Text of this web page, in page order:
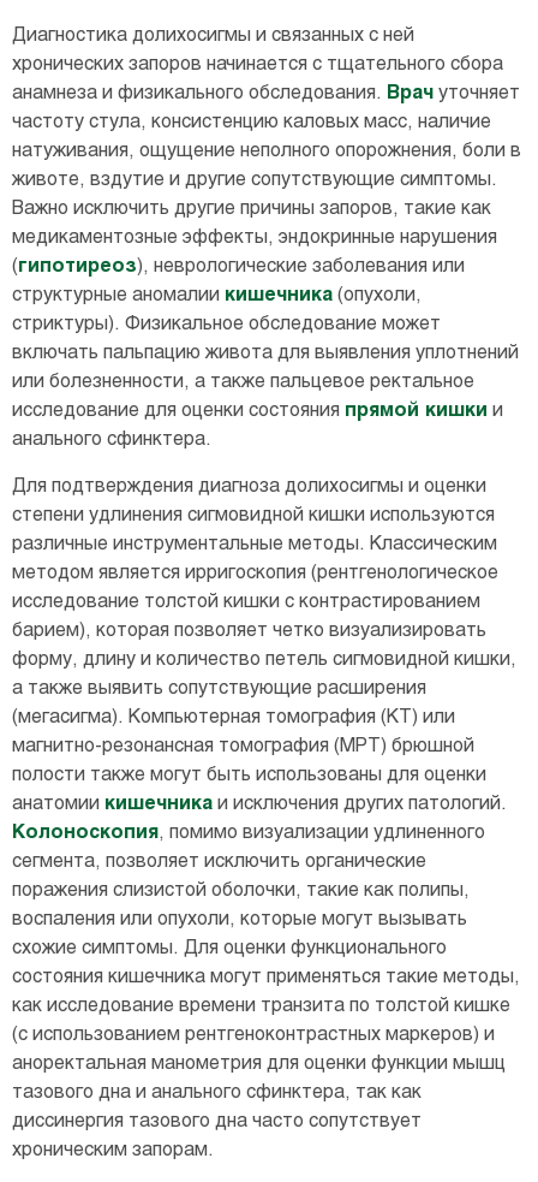
Диагностика долихосигмы и связанных с ней
хронических запоров начинается с тщательного сбора
анамнеза и физикального обследования. Врач уточняет
частоту стула, консистенцию каловых масс, наличие
натуживания, ощущение неполного опорожнения, боли в
животе, вздутие и другие сопутствующие симптомы.
Важно исключить другие причины запоров, такие как
медикаментозные эффекты, эндокринные нарушения
( гипотиреоз), неврологические заболевания или
структурные аномалии кишечника (опухоли,
стриктуры). Физикальное обследование может
включать пальпацию живота для выявления уплотнений
или болезненности, а также пальцевое ректальное
исследование для оценки состояния прямой кишки и
анального сфинктера.
Для подтверждения диагноза долихосигмы и оценки
степени удлинения сигмовидной кишки используются
различные инструментальные методы. Классическим
методом является ирригоскопия (рентгенологическое
исследование толстой кишки с контрастированием
барием), которая позволяет четко визуализировать
форму, длину и количество петель сигмовидной кишки,
а также выявить сопутствующие расширения
(мегасигма). Компьютерная томография (КТ) или
магнитно-резонансная томография (МРТ) брюшной
полости также могут быть использованы для оценки
анатомии кишечника и исключения других патологий.
Колоноскопия, помимо визуализации удлиненного
сегмента, позволяет исключить органические
поражения слизистой оболочки, такие как полипы,
воспаления или опухоли, которые могут вызывать
схожие симптомы. Для оценки функционального
состояния кишечника могут применяться такие методы,
как исследование времени транзита по толстой кишке
(с использованием рентгеноконтрастных маркеров) и
аноректальная манометрия для оценки функции мышц
тазового дна и анального сфинктера, так как
диссинергия тазового дна часто сопутствует
хроническим запорам.